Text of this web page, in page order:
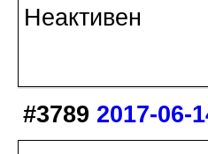
Неактивен
#3789 2017-06-